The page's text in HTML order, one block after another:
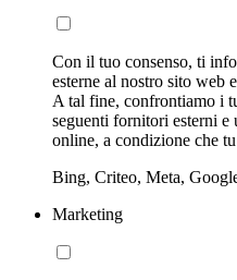
Con il tuo consenso, ti
esterne al nostro sito web
A tal fine, confrontiamo i
seguenti fornitori esterni
online, a condizione che
Bing, Criteo, Meta,
Marketing